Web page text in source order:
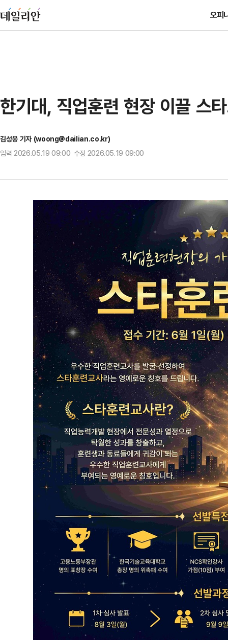
오피
한기대, 직업훈련 현장 이끌 스
김성웅 기자 (woong@dailian.co.kr)
입력 2026.05.19 09:00 수정 2026.05.19 09:00